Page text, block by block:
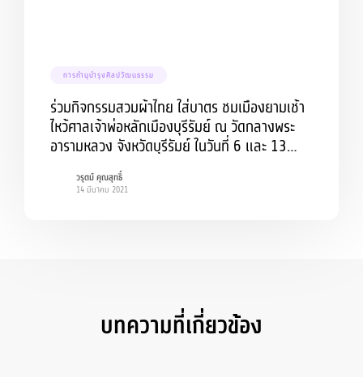
การทำนุบำรุงศิลปวัฒนธรรม
ร่วมกิจกรรมสวมผ้าไทย ใส่บาตร ชมเมืองยามเช้า
ไหว้ศาลเจ้าพ่อหลักเมืองบุรีรัมย์ ณ วัดกลางพระ
อารามหลวง จังหวัดบุรีรัมย์ ในวันที่ 6 และ 13
มีนาคม 2564
วรุตม์ คุณสุทธิ์
14 มีนาคม 2021
บทความที่เกี่ยวข้อง